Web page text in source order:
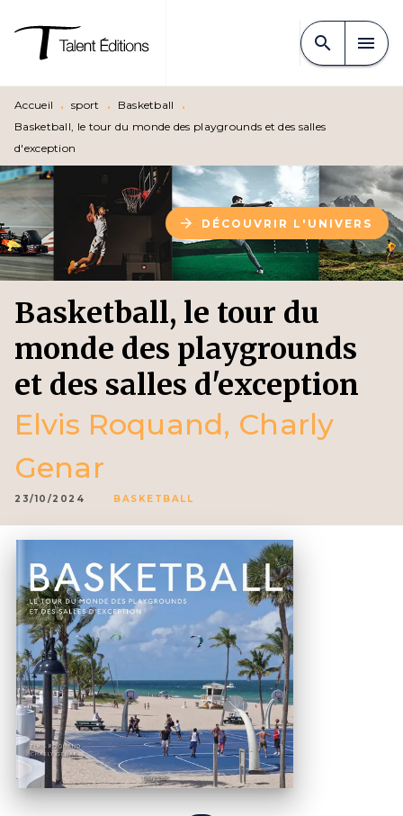
MENU CONTENU
PIED DE PAGE
search menu
Accueil • sport • Basketball •
Basketball, le tour du monde des playgrounds et des salles
d'exception
arrow_forward DÉCOUVRIR L'UNIVERS
Basketball, le tour du
monde des playgrounds
et des salles d'exception
Elvis Roquand, Charly
Genar
23/10/2024 BASKETBALL